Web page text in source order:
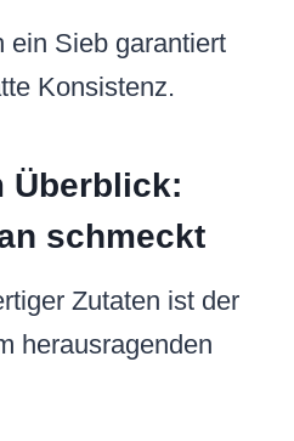
ein Sieb garantiert
Konsistenz.
Überblick:
schmeckt
Zutaten ist der
herausragenden